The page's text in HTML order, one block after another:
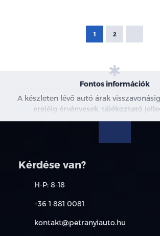
1 2
Fontos információk
A készleten lévő autó árak
erejéig érvényesek, tájékoztató
minősülnek ajánlattételnek, a képek
információkért kérjen árajánlatot vagy
kérjük, érdeklődjön munkatársainknál.
érvényes, a részletekről érdeklődjön a
Kérdése van?
H-P: 8-18
+36 1 881 0081
kontakt@petranyiauto.hu